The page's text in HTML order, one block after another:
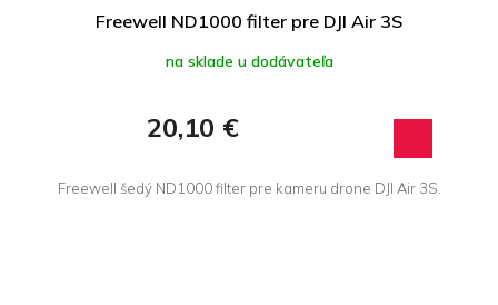
Freewell ND1000 filter pre DJI Air 3S
na sklade u dodávateľa
20,10 €
Freewell šedý ND1000 filter pre kameru drone DJI Air 3S.